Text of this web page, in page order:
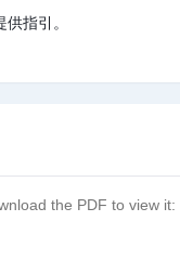
指引。
the PDF to view it: